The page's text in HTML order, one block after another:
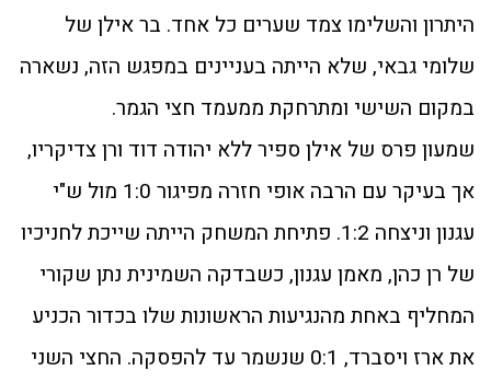
היתרון והשלימו צמד שערים כל אחד. בר אילן של
שלומי גבאי, שלא הייתה בעניינים במפגש הזה, נשארה
במקום השישי ומתרחקת ממעמד חצי הגמר.
שמעון פרס של אילן ספיר ללא יהודה דוד ורן צדיקריו,
אך בעיקר עם הרבה אופי חזרה מפיגור 1:0 מול ש"י
עגנון וניצחה 1:2. פתיחת המשחק הייתה שייכת לחניכיו
של רן כהן, מאמן עגנון, כשבדקה השמינית נתן שקורי
המחליף באחת מהנגיעות הראשונות שלו בכדור הכניע
את ארז ויסברד, 0:1 שנשמר עד להפסקה. החצי השני